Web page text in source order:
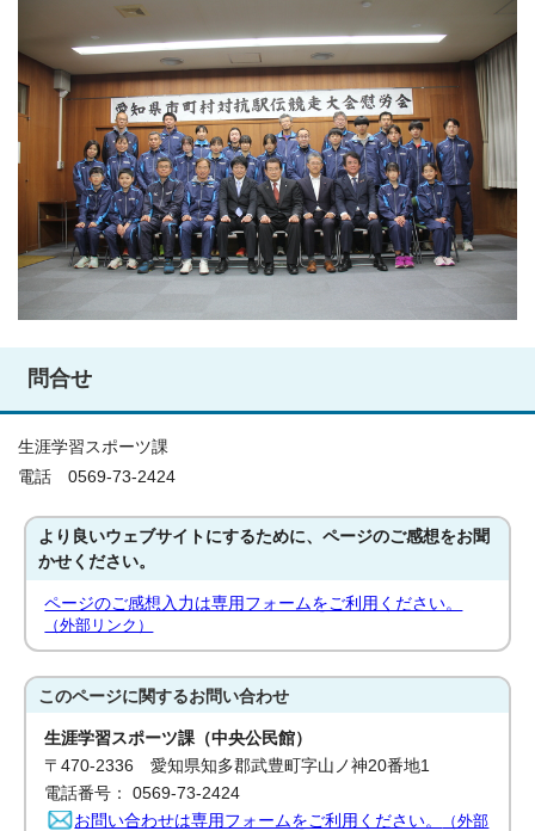
問合せ
生涯学習スポーツ課
電話 0569-73-2424
より良いウェブサイトにするために、ページのご感想をお聞
かせください。
ページのご感想入力は専用フォームをご利用ください。
（外部リンク）
このページに関するお問い合わせ
生涯学習スポーツ課（中央公民館）
〒470-2336 愛知県知多郡武豊町字山ノ神20番地1
電話番号： 0569-73-2424
お問い合わせは専用フォームをご利用ください。
（外部